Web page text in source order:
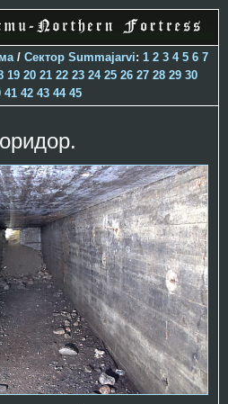
/ Сектор Summajarvi: 1 2 3 4 5 6 7
19 20 21 22 23 24 25 26 27 28 29 30
41 42 43 44 45